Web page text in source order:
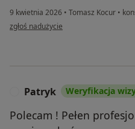
9 kwietnia 2026 • Tomasz Kocur •
w opinii użytkownika Norbert
zgłoś nadużycie
Patryk Weryfikacja
Polecam ! Pełen